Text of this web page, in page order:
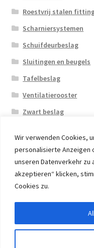
Wir verwenden Cookies,
personalisierte Anzeigen
unseren Datenverkehr zu
akzeptieren“ klicken,
Cookies zu.
Roestvrij stalen
Scharniersystemen
Schuifdeurbeslag
Sluitingen en beugels
Tafelbeslag
Ventilatierooster
Zwart beslag
© 2026 Eruon Trade